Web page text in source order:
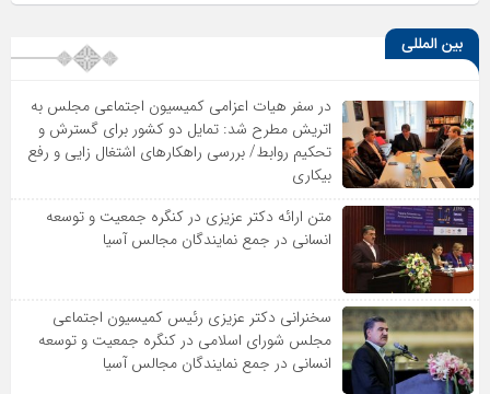
بین المللی
در سفر هیات اعزامی کمیسیون اجتماعی مجلس به
اتریش مطرح شد: تمایل دو کشور برای گسترش و
تحکیم روابط/ بررسی راهکارهای اشتغال زایی و رفع
بیکاری
متن ارائه دکتر عزیزى در کنگره جمعیت و توسعه
انسانى در جمع نمایندگان مجالس آسیا
سخنرانى دکتر عزیزى رئیس کمیسیون اجتماعى
مجلس شوراى اسلامى در کنگره جمعیت و توسعه
انسانى در جمع نمایندگان مجالس آسیا